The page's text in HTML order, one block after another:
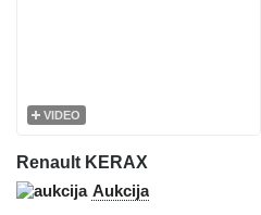
VIDEO
Renault KERAX
Aukcija